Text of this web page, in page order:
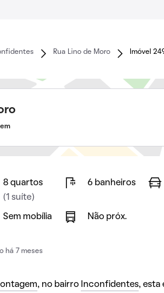
Rua Lino de Moro Imóvel
8 quartos
(1 suíte)
6 banheiros
Sem mobília Não próx.
há 7 meses
, no bairro Inconfidentes, esta